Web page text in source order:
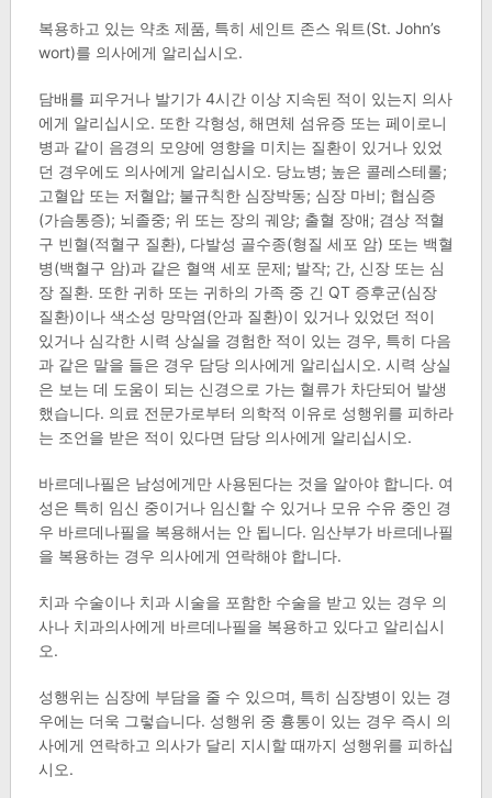
복용하고 있는 약초 제품, 특히 세인트 존스 워트(St. John’s
wort)를 의사에게 알리십시오.
담배를 피우거나 발기가 4시간 이상 지속된 적이 있는지 의사
에게 알리십시오. 또한 각형성, 해면체 섬유증 또는 페이로니
병과 같이 음경의 모양에 영향을 미치는 질환이 있거나 있었
던 경우에도 의사에게 알리십시오. 당뇨병; 높은 콜레스테롤;
고혈압 또는 저혈압; 불규칙한 심장박동; 심장 마비; 협심증
(가슴통증); 뇌졸중; 위 또는 장의 궤양; 출혈 장애; 겸상 적혈
구 빈혈(적혈구 질환), 다발성 골수종(형질 세포 암) 또는 백혈
병(백혈구 암)과 같은 혈액 세포 문제; 발작; 간, 신장 또는 심
장 질환. 또한 귀하 또는 귀하의 가족 중 긴 QT 증후군(심장
질환)이나 색소성 망막염(안과 질환)이 있거나 있었던 적이
있거나 심각한 시력 상실을 경험한 적이 있는 경우, 특히 다음
과 같은 말을 들은 경우 담당 의사에게 알리십시오. 시력 상실
은 보는 데 도움이 되는 신경으로 가는 혈류가 차단되어 발생
했습니다. 의료 전문가로부터 의학적 이유로 성행위를 피하라
는 조언을 받은 적이 있다면 담당 의사에게 알리십시오.
바르데나필은 남성에게만 사용된다는 것을 알아야 합니다. 여
성은 특히 임신 중이거나 임신할 수 있거나 모유 수유 중인 경
우 바르데나필을 복용해서는 안 됩니다. 임산부가 바르데나필
을 복용하는 경우 의사에게 연락해야 합니다.
치과 수술이나 치과 시술을 포함한 수술을 받고 있는 경우 의
사나 치과의사에게 바르데나필을 복용하고 있다고 알리십시
오.
성행위는 심장에 부담을 줄 수 있으며, 특히 심장병이 있는 경
우에는 더욱 그렇습니다. 성행위 중 흉통이 있는 경우 즉시 의
사에게 연락하고 의사가 달리 지시할 때까지 성행위를 피하십
시오.